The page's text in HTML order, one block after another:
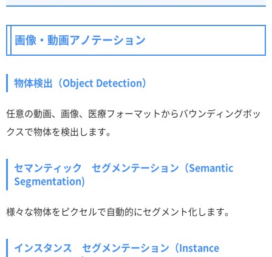
画像・動画アノテーション
物体検出（Object Detection）
任意の動画、画像、医療フォーマットからバウンディングボッ
クスで物体を検出します。
セマンティック セグメンテーション（Semantic
Segmentation)
様々な物体をピクセルで自動的にセグメント化します。
インスタンス セグメンテーション（Instance